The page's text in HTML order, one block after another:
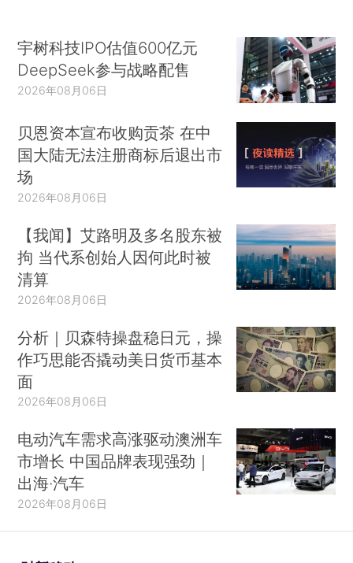
宇树科技IPO估值600亿元
DeepSeek参与战略配售
2026年08月06日
贝恩资本宣布收购贡茶 在中
国大陆无法注册商标后退出市
场
2026年08月06日
【我闻】艾路明及多名股东被
拘 当代系创始人因何此时被
清算
2026年08月06日
分析｜贝森特操盘稳日元，操
作巧思能否撬动美日货币基本
面
2026年08月06日
电动汽车需求高涨驱动澳洲车
市增长 中国品牌表现强劲｜
出海·汽车
2026年08月06日